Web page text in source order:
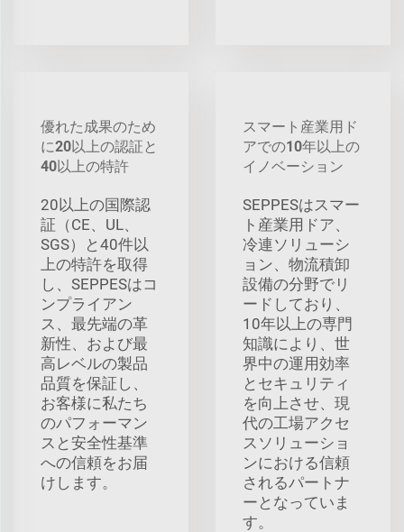
優れた成果のため
に20以上の認証と
40以上の特許
20以上の国際認
証（CE、UL、
SGS）と40件以
上の特許を取得
し、SEPPESはコ
ンプライアン
ス、最先端の革
新性、および最
高レベルの製品
品質を保証し、
お客様に私たち
のパフォーマン
スと安全性基準
への信頼をお届
けします。
スマート産業用ド
アでの10年以上の
イノベーション
SEPPESはスマー
ト産業用ドア、
冷連ソリューシ
ョン、物流積卸
設備の分野でリ
ードしており、
10年以上の専門
知識により、世
界中の運用効率
とセキュリティ
を向上させ、現
代の工場アクセ
スソリューショ
ンにおける信頼
されるパートナ
ーとなっていま
す。